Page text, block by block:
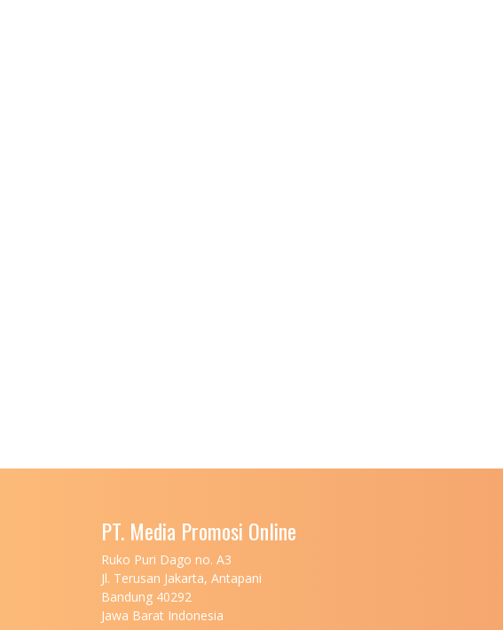
PT. Media Promosi Online
Ruko Puri Dago no. A3
Jl. Terusan Jakarta, Antapani
Bandung 40292
Jawa Barat Indonesia